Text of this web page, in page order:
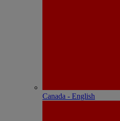
Canada - English